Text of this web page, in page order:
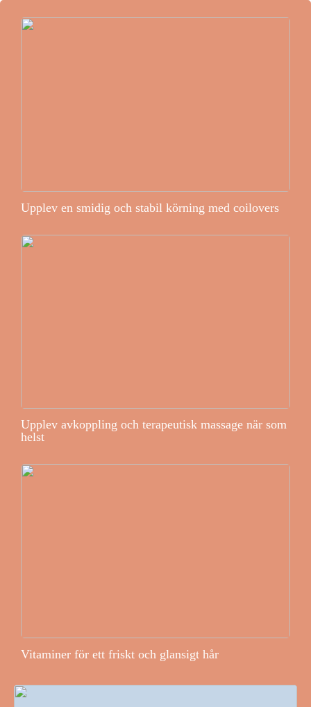
Upplev en smidig och stabil körning med coilovers
Upplev avkoppling och terapeutisk massage när som
helst
Vitaminer för ett friskt och glansigt hår